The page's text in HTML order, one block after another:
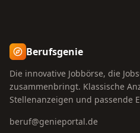
Berufsgenie
Die innovative Jobbörse, die
zusammenbringt. Klassische
Stellenanzeigen und passende
beruf@genieportal.de